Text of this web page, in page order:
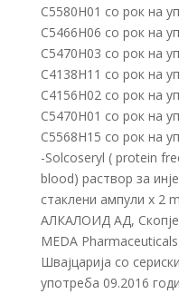
C5580H01 со рок на
C5466H06 со рок на
C5470H03 со рок на
C4138H11 со рок на
C4156H02 со рок на
C5470H01 со рок на
C5568H15 со рок на
-Solcoseryl ( protein
blood) раствор за
стаклени ампули х 2
АЛКАЛОИД АД,
MEDA
Швајцарија со
употреба 09.2016